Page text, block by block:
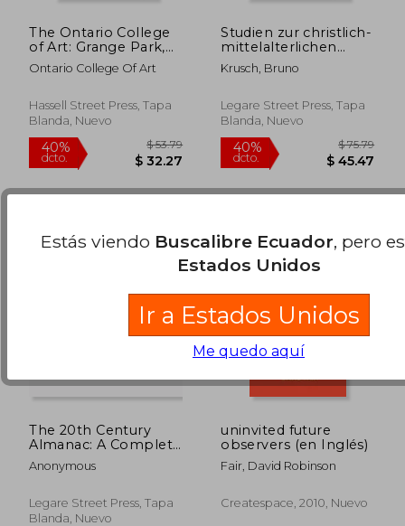
dcto. $ 63.47 dcto. $
The Ontario College
of Art: Grange Park,
Toronto: Prospectus
for Session 1928-1929
Ontario College Of Art
Hassell Street Press, Tapa
Blanda, Nuevo
Studien zur christlich-
mittelalterlichen
Chronologie. Der
84Jährige
Quellen (en Alemán)
Krusch, Bruno
Legare Street Press, Tapa
Blanda, Nuevo
The 20th Century
Almanac: A Complete
Calendar From 1900
To 2000, With A
Of Events In Years
Past, And A Review
Anonymous
Legare Street Press, Tapa
Blanda, Nuevo
uninvited future
observers (en Inglés)
Fair, David Robinson
Createspace, 2010, Nuevo
Estás viendo Buscalibre Ecuador, pero
Estados Unidos
Ir a Estados Unidos
Me quedo aquí